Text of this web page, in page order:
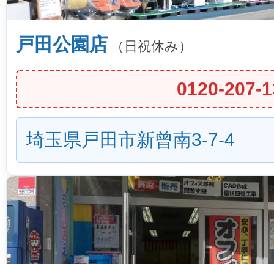
戸田公園店 （日祝休み）
0120-207-
埼玉県戸田市新曾南3-7-4